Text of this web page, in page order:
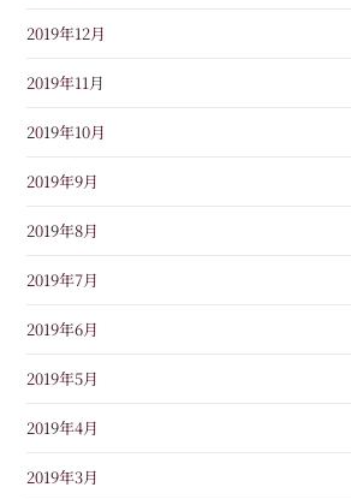
2019年12月
2019年11月
2019年10月
2019年9月
2019年8月
2019年7月
2019年6月
2019年5月
2019年4月
2019年3月